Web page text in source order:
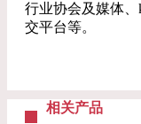
行业协会及媒体
交平台等。
相关产品